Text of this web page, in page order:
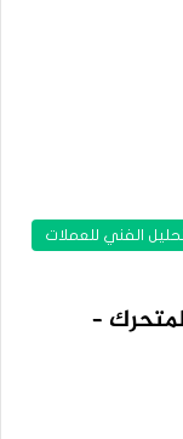
الفني للعملات
–